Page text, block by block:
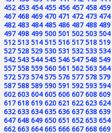
452 453 454 455 456 457 458 459
467 468 469 470 471 472 473 474
482 483 484 485 486 487 488 489
497 498 499 500 501 502 503 504
512 513 514 515 516 517 518 519
527 528 529 530 531 532 533 534
542 543 544 545 546 547 548 549
557 558 559 560 561 562 563 564
572 573 574 575 576 577 578 579
587 588 589 590 591 592 593 594
602 603 604 605 606 607 608 609
617 618 619 620 621 622 623 624
632 633 634 635 636 637 638 639
647 648 649 650 651 652 653 654
662 663 664 665 666 667 668 669